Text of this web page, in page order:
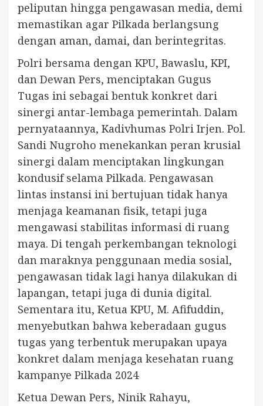
peliputan hingga pengawasan media, demi
memastikan agar Pilkada berlangsung
dengan aman, damai, dan berintegritas.
Polri bersama dengan KPU, Bawaslu, KPI,
dan Dewan Pers, menciptakan Gugus
Tugas ini sebagai bentuk konkret dari
sinergi antar-lembaga pemerintah. Dalam
pernyataannya, Kadivhumas Polri Irjen. Pol.
Sandi Nugroho menekankan peran krusial
sinergi dalam menciptakan lingkungan
kondusif selama Pilkada. Pengawasan
lintas instansi ini bertujuan tidak hanya
menjaga keamanan fisik, tetapi juga
mengawasi stabilitas informasi di ruang
maya. Di tengah perkembangan teknologi
dan maraknya penggunaan media sosial,
pengawasan tidak lagi hanya dilakukan di
lapangan, tetapi juga di dunia digital.
Sementara itu, Ketua KPU, M. Afifuddin,
menyebutkan bahwa keberadaan gugus
tugas yang terbentuk merupakan upaya
konkret dalam menjaga kesehatan ruang
kampanye Pilkada 2024
Ketua Dewan Pers, Ninik Rahayu,